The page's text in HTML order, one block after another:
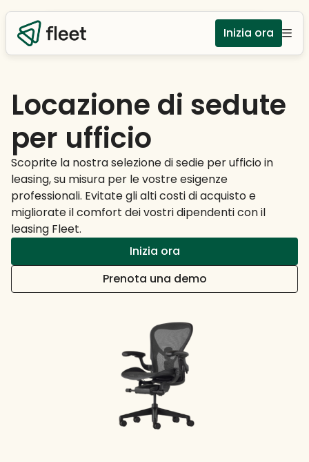
Inizia ora
Locazione di sedute
per ufficio
Scoprite la nostra selezione di sedie per ufficio in
leasing, su misura per le vostre esigenze
professionali. Evitate gli alti costi di acquisto e
migliorate il comfort dei vostri dipendenti con il
leasing Fleet.
Inizia ora
Prenota una demo